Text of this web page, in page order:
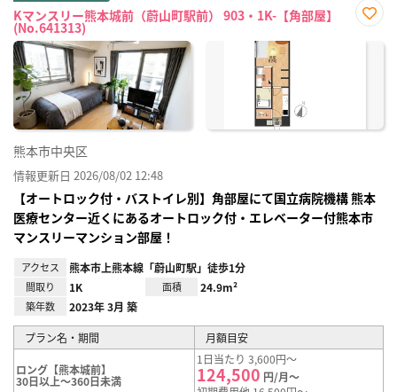
Kマンスリー熊本城前（蔚山町駅前） 903・1K-【角部屋】
(No.641313)
に入
熊本市中央区
情報更新日 2026/08/02 12:48
【オートロック付・バストイレ別】角部屋にて国立病院機構 熊本
医療センター近くにあるオートロック付・エレベーター付熊本市
マンスリーマンション部屋！
アクセス 熊本市上熊本線「蔚山町駅」徒歩1分
間取り 1K 面積 24.9m²
築年数 2023年 3月 築
プラン名・期間 月額目安
ロング【熊本城前】
30日以上～360日未満
1日当たり 3,600円～
124,500 円/月～